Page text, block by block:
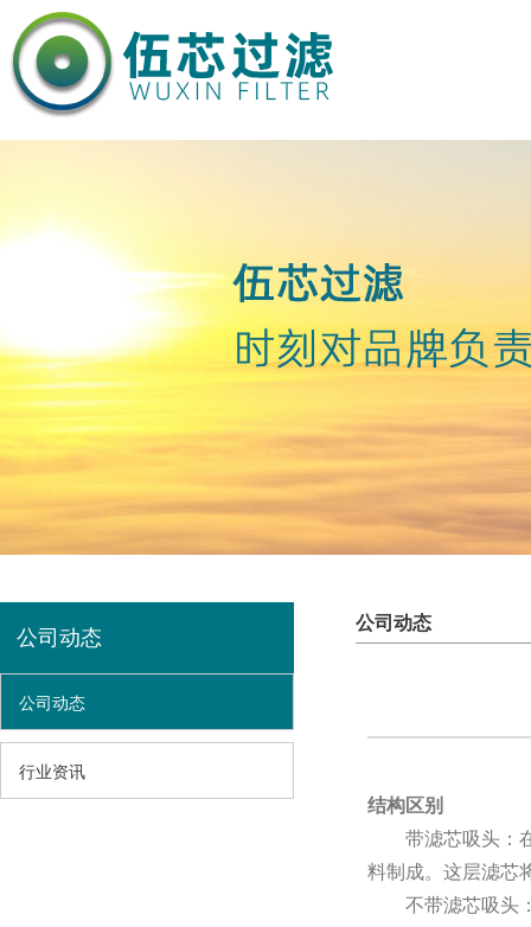
公司动态
公司动态
行业资讯
公司动态
结构区别
带滤芯吸头：
料制成。这层滤芯
不带滤芯吸头